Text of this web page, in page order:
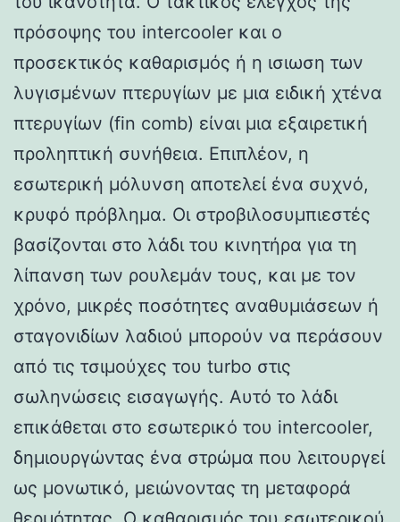
πρόσοψης του intercooler και ο
προσεκτικός καθαρισμός ή η ισιωση των
λυγισμένων πτερυγίων με μια ειδική χτένα
πτερυγίων (fin comb) είναι μια εξαιρετική
προληπτική συνήθεια. Επιπλέον, η
εσωτερική μόλυνση αποτελεί ένα συχνό,
κρυφό πρόβλημα. Οι στροβιλοσυμπιεστές
βασίζονται στο λάδι του κινητήρα για τη
λίπανση των ρουλεμάν τους, και με τον
χρόνο, μικρές ποσότητες αναθυμιάσεων ή
σταγονιδίων λαδιού μπορούν να περάσουν
από τις τσιμούχες του turbo στις
σωληνώσεις εισαγωγής. Αυτό το λάδι
επικάθεται στο εσωτερικό του intercooler,
δημιουργώντας ένα στρώμα που λειτουργεί
ως μονωτικό, μειώνοντας τη μεταφορά